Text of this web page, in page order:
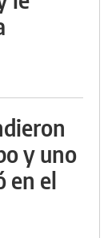
y uno
en el